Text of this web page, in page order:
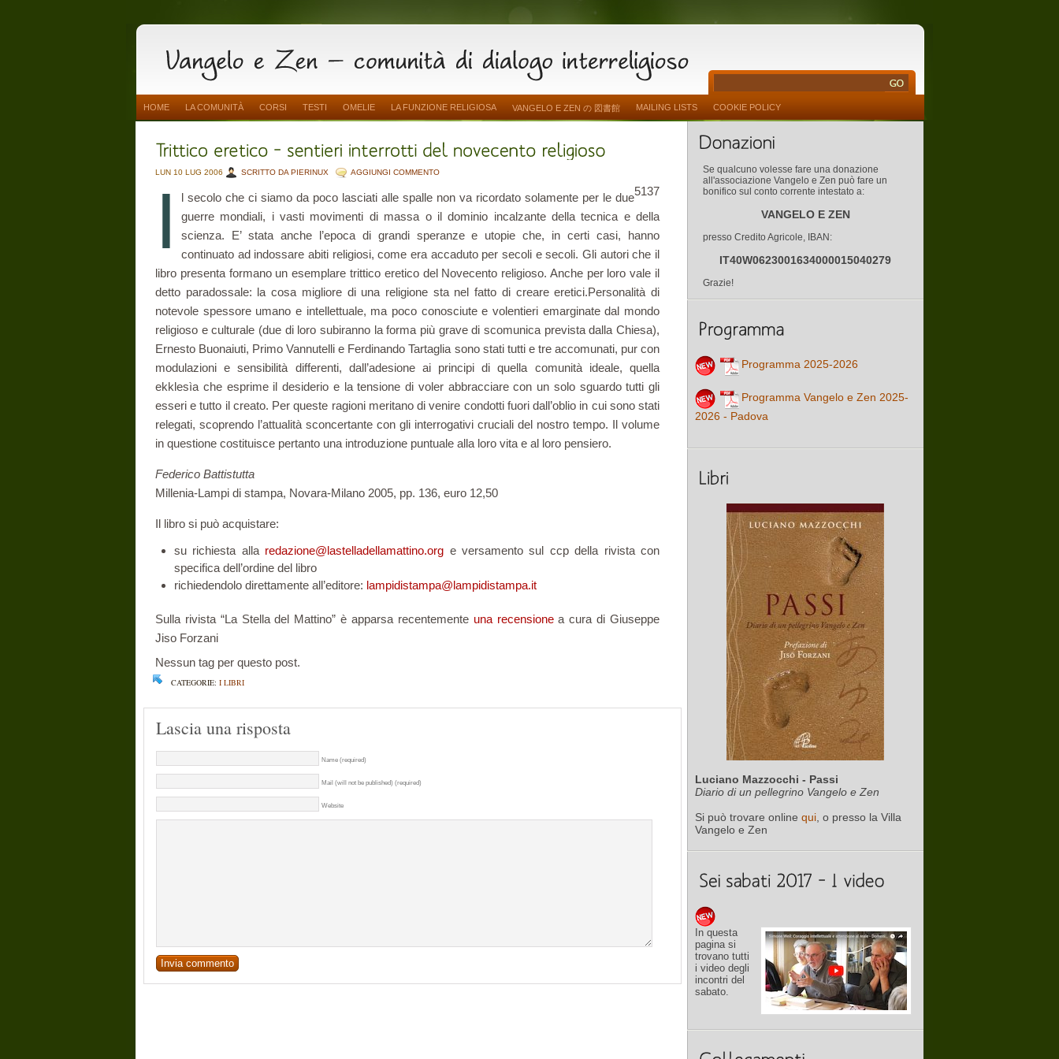
HOME LA COMUNITÀ CORSI TESTI OMELIE LA FUNZIONE RELIGIOSA VANGELO E ZEN の 図書館 MAILING LISTS COOKIE POLICY
LUN 10 LUG 2006 SCRITTO DA PIERINUX AGGIUNGI COMMENTO
5137
I
l secolo che ci siamo da poco lasciati alle spalle non va ricordato solamente per le due
guerre mondiali, i vasti movimenti di massa o il dominio incalzante della tecnica e della
scienza. E’ stata anche l’epoca di grandi speranze e utopie che, in certi casi, hanno
continuato ad indossare abiti religiosi, come era accaduto per secoli e secoli. Gli autori che il
libro presenta formano un esemplare trittico eretico del Novecento religioso. Anche per loro vale il
detto paradossale: la cosa migliore di una religione sta nel fatto di creare eretici.Personalità di
notevole spessore umano e intellettuale, ma poco conosciute e volentieri emarginate dal mondo
religioso e culturale (due di loro subiranno la forma più grave di scomunica prevista dalla Chiesa),
Ernesto Buonaiuti, Primo Vannutelli e Ferdinando Tartaglia sono stati tutti e tre accomunati, pur con
modulazioni e sensibilità differenti, dall’adesione ai principi di quella comunità ideale, quella
ekklesìa che esprime il desiderio e la tensione di voler abbracciare con un solo sguardo tutti gli
esseri e tutto il creato. Per queste ragioni meritano di venire condotti fuori dall’oblio in cui sono stati
relegati, scoprendo l’attualità sconcertante con gli interrogativi cruciali del nostro tempo. Il volume
in questione costituisce pertanto una introduzione puntuale alla loro vita e al loro pensiero.
Federico Battistutta
Millenia-Lampi di stampa, Novara-Milano 2005, pp. 136, euro 12,50
Il libro si può acquistare:
su richiesta alla redazione@lastelladellamattino.org e versamento sul ccp della rivista con
specifica dell’ordine del libro
richiedendolo direttamente all’editore: lampidistampa@lampidistampa.it
Sulla rivista “La Stella del Mattino” è apparsa recentemente una recensionea cura di Giuseppe
Jiso Forzani
Nessun tag per questo post.
CATEGORIE: I LIBRI
Lascia una risposta
Name (required)
Mail (will not be published) (required)
Website
Se qualcuno volesse fare una donazione
all'associazione Vangelo e Zen può fare un
bonifico sul conto corrente intestato a:
VANGELO E ZEN
presso Credito Agricole, IBAN:
IT40W0623001634000015040279
Grazie!
Programma 2025-2026
Programma Vangelo e Zen 2025-
2026 - Padova
Luciano Mazzocchi - Passi
Diario di un pellegrino Vangelo e Zen
Si può trovare online qui , o presso la Villa
Vangelo e Zen
In questa
pagina si
trovano tutti
i video degli
incontri del
sabato.